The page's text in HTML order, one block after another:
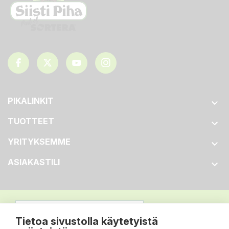
Tietoa sivustolla käytetyistä
PIKALINKIT 
TUOTTEET 
YRITYKSEMME 
ASIAKASTILI 